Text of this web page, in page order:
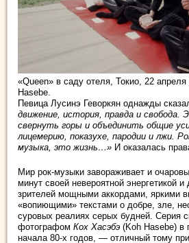
«Queen» в саду отеля, Токио, 22
Hasebe.
Певица Лусинэ Геворкян однажды
движение, история, правда и свобода.
свернуть горы и объединить общие
лицемерию, показухе, пародии и лжи.
музыка, это жизнь…» И оказалась
Мир рок-музыки завораживает и
минут своей невероятной энергетикой
зрителей мощными аккордами, яркими
«вопиющими» текстами о добре, зле,
суровых реалиях серых будней. Серия
фотографом Кох Хасэбэ (Koh Hasebe) в
начала 80-х годов, — отличный тому